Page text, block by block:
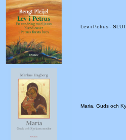
Lev i Petrus -
Maria, Guds och